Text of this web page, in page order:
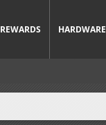
REWARDS HARDWARE